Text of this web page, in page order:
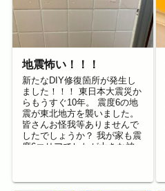
地震怖い！！！
新たなDIY修復箇所が発生し
ました！！！ 東日本大震災か
らもうすぐ10年。 震度6の地
震が東北地方を襲いました。
皆さんお怪我等ありませんで
したでしょうか？ 我が家も震
度6エリアでしたが大きな被